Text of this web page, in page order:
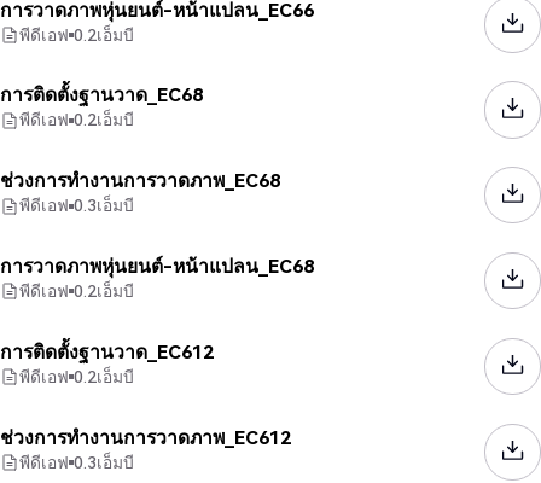
การวาดภาพหุ่นยนต์-หน้าแปลน_EC66
พีดีเอฟ 0.2เอ็มบี
การติดตั้งฐานวาด_EC68
พีดีเอฟ 0.2เอ็มบี
ช่วงการทำงานการวาดภาพ_EC68
พีดีเอฟ 0.3เอ็มบี
การวาดภาพหุ่นยนต์-หน้าแปลน_EC68
พีดีเอฟ 0.2เอ็มบี
การติดตั้งฐานวาด_EC612
พีดีเอฟ 0.2เอ็มบี
ช่วงการทำงานการวาดภาพ_EC612
พีดีเอฟ 0.3เอ็มบี